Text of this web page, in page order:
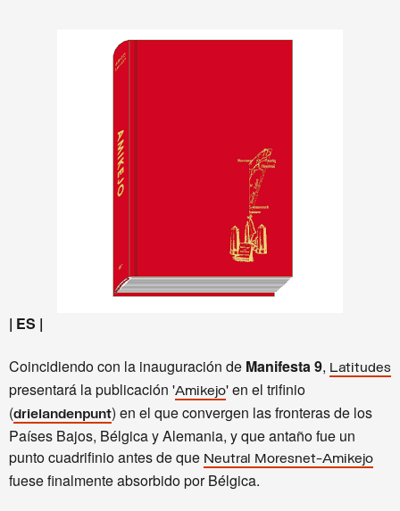
| ES |
Coincidiendo con la inauguración de Manifesta 9, Latitudes
presentará la publicación 'Amikejo' en el trifinio
(drielandenpunt) en el que convergen las fronteras de los
Países Bajos, Bélgica y Alemania, y que antaño fue un
punto cuadrifinio antes de que Neutral Moresnet-Amikejo
fuese finalmente absorbido por Bélgica.